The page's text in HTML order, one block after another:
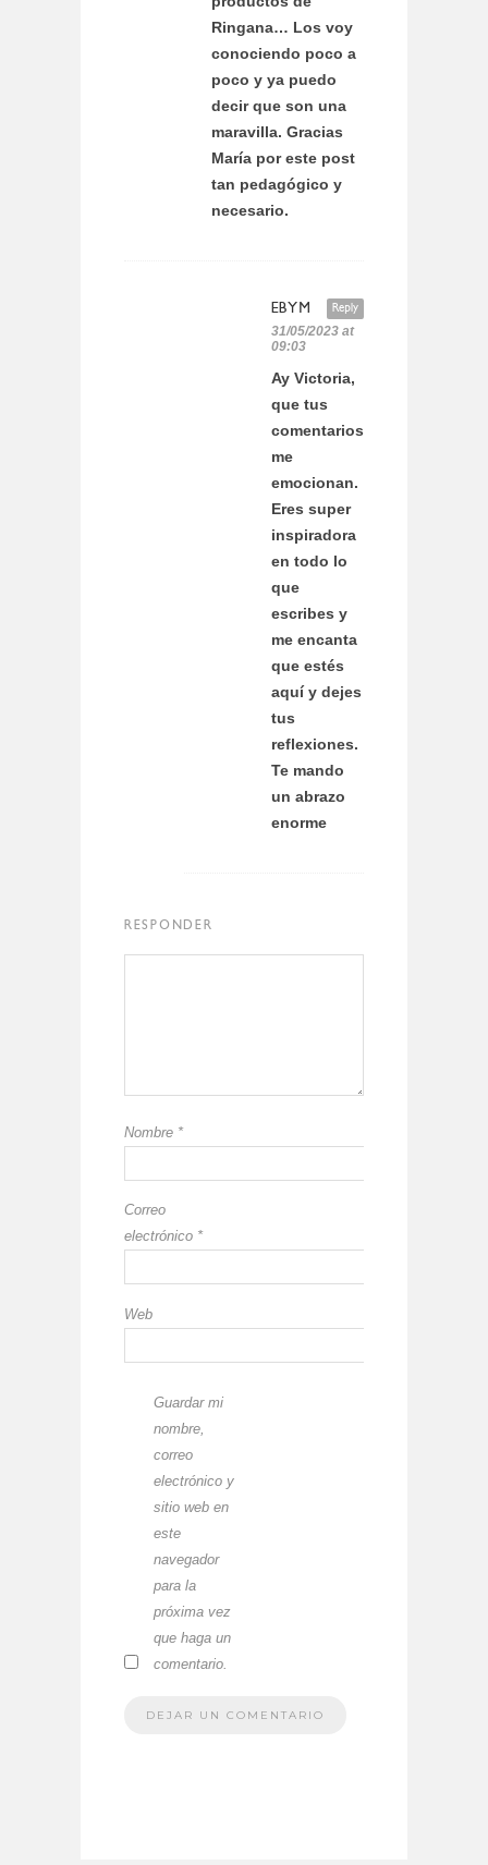
Ringana… Los voy
conociendo poco a
poco y ya puedo
decir que son una
maravilla. Gracias
María por este post
tan pedagógico y
necesario.
Reply
EBYM
31/05/2023 at
09:03
Ay Victoria,
que tus
comentarios
me
emocionan.
Eres super
inspiradora
en todo lo
que
escribes y
me encanta
que estés
aquí y dejes
tus
reflexiones.
Te mando
un abrazo
enorme
RESPONDER
Nombre *
Correo
electrónico *
Web
Guardar mi
nombre,
correo
electrónico y
sitio web en
este
navegador
para la
próxima vez
que haga un
comentario.